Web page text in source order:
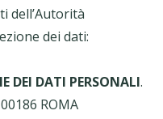
dell’Autorità
dei dati:
DEI DATI PERSONALI.
ROMA